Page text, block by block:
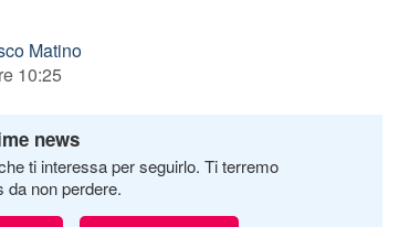
Matino
10:25
news
ti interessa per seguirlo. Ti terremo
da non perdere.